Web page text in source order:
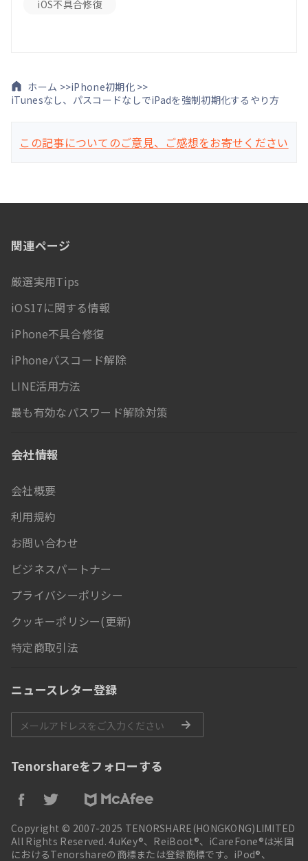
iOS不具合修復
ホーム >>iPhone初期化 >>
iTunesなし、パスコードなしでiPadを強制初期化するやり方
この記事についてのご意見、ご感想をお寄せください
関連ページ
厳選実用Tips
iOS17に関する情報
iPhone不具合修復
iPhoneパスコード解除
LINE活用方法
最も有効なパスワード解除対策
会社情報
会社概要
利用規約
お問い合わせ
ビジネスパートナー
プライバシーポリシー
クッキーポリシー(更新)
特定商取引法
ニュースレター登録
Tenorshareをフォローする
Copyright © 2007-2025 TENORSHARE(HONGKONG)LIMITED
All Rights Reserved. 4uKey®、ReiBoot®、iCareFone®は米国
におけるTenorshareの商標または登録商標です。iPod®、